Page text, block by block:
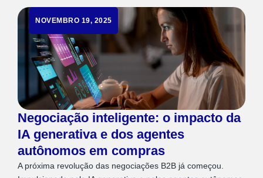
NOVEMBRO 19, 2025
Negociação inteligente: o impacto da
IA generativa e dos agentes
autônomos em compras
A próxima revolução das negociações B2B já começou.